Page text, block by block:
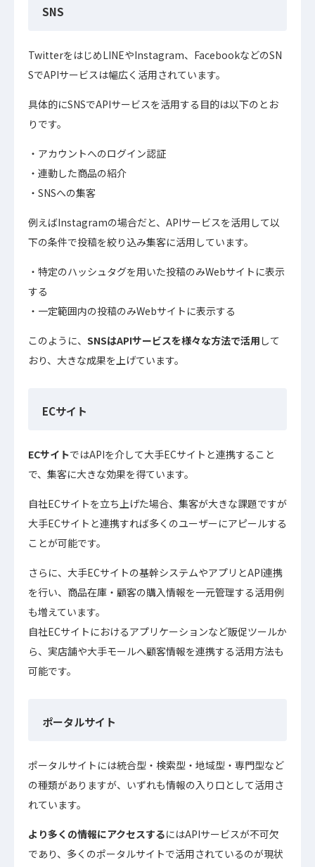
SNS
TwitterをはじめLINEやInstagram、FacebookなどのSN
SでAPIサービスは幅広く活用されています。
具体的にSNSでAPIサービスを活用する目的は以下のとお
りです。
アカウントへのログイン認証
連動した商品の紹介
SNSへの集客
例えばInstagramの場合だと、APIサービスを活用して以
下の条件で投稿を絞り込み集客に活用しています。
特定のハッシュタグを用いた投稿のみWebサイトに表示
する
一定範囲内の投稿のみWebサイトに表示する
このように、 SNSはAPIサービスを様々な方法で活用 して
おり、大きな成果を上げています。
ECサイト
ECサイトではAPIを介して大手ECサイトと連携すること
で、集客に大きな効果を得ています。
自社ECサイトを立ち上げた場合、集客が大きな課題ですが
大手ECサイトと連携すれば多くのユーザーにアピールする
ことが可能です。
さらに、大手ECサイトの基幹システムやアプリとAPI連携
を行い、商品在庫・顧客の購入情報を一元管理する活用例
も増えています。
自社ECサイトにおけるアプリケーションなど販促ツールか
ら、実店舗や大手モールへ顧客情報を連携する活用方法も
可能です。
ポータルサイト
ポータルサイトには統合型・検索型・地域型・専門型など
の種類がありますが、いずれも情報の入り口として活用さ
れています。
より多くの情報にアクセスするにはAPIサービスが不可欠
であり、多くのポータルサイトで活用されているのが現状